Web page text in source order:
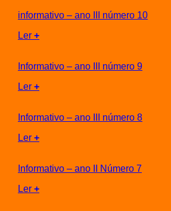
informativo – ano III número 10
Ler +
Informativo – ano III número 9
Ler +
Informativo – ano III número 8
Ler +
Informativo – ano II Número 7
Ler +